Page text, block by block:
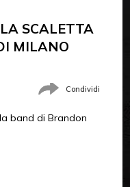
SCALETTA
MILANO
Condividi
band di Brandon